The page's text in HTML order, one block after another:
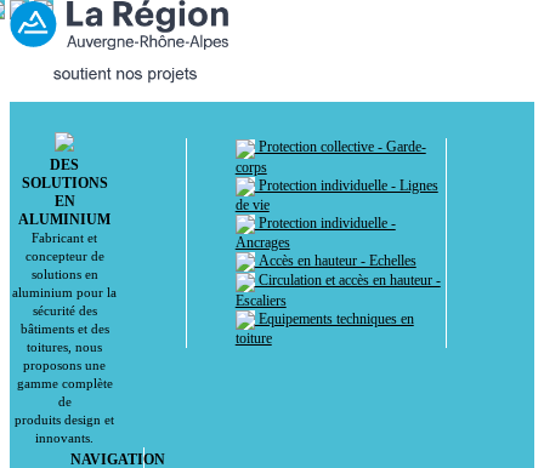
DES
SOLUTIONS
EN
ALUMINIUM
Fabricant et
concepteur de
solutions en
aluminium pour la
sécurité des
bâtiments et des
toitures, nous
proposons une
gamme complète
de
produits design et
innovants.
Protection collective - Garde-
corps
Protection individuelle - Lignes
de vie
Protection individuelle -
Ancrages
Accès en hauteur - Echelles
Circulation et accès en hauteur -
Escaliers
Equipements techniques en
toiture
NAVIGATION